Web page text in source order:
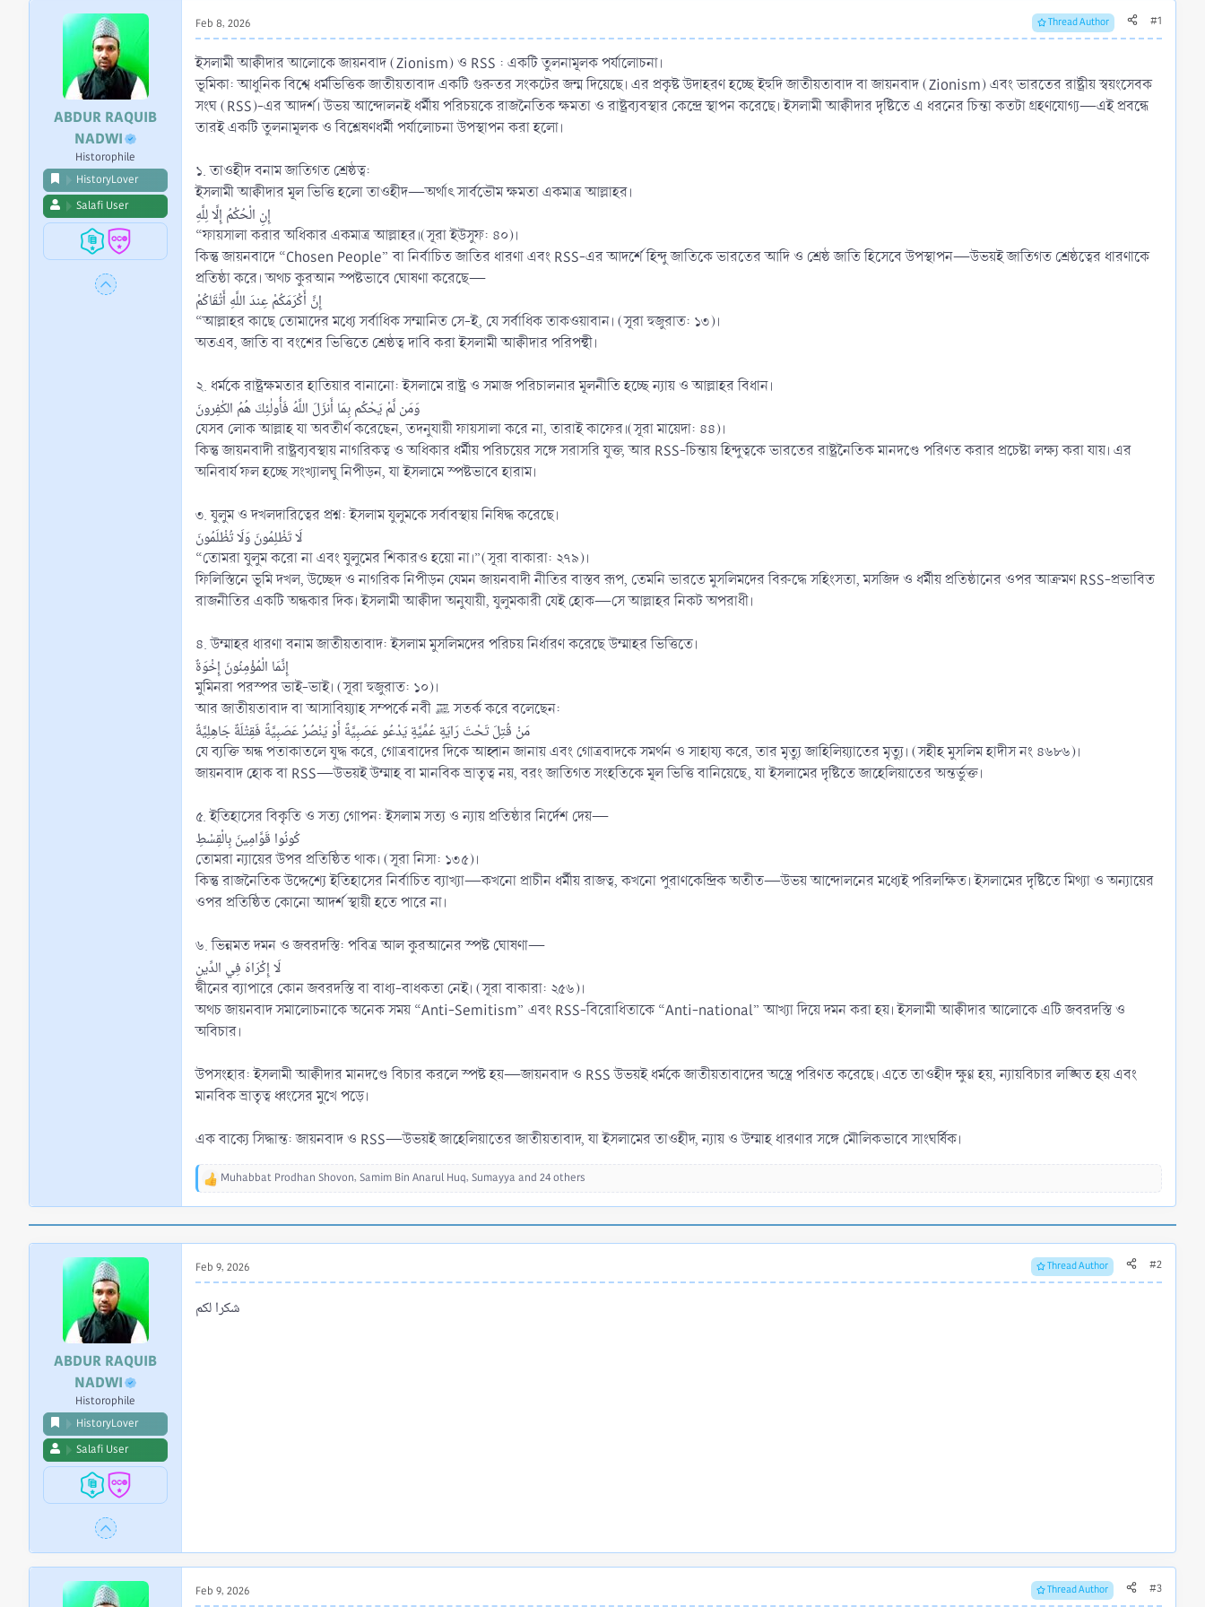
t
e
ABDUR RAQUIB
NADWI
Historophile
HistoryLover
Salafi User
Feb 8, 2026 Thread Author #1
ইসলামী আক্বীদার আলোকে জায়নবাদ (Zionism) ও RSS : একটি তুলনামূলক পর্যালোচনা।
ভূমিকা: আধুনিক বিশ্বে ধর্মভিত্তিক জাতীয়তাবাদ একটি গুরুতর সংকটের জন্ম দিয়েছে। এর প্রকৃষ্ট উদাহরণ হচ্ছে ইহুদি জাতীয়তাবাদ বা জায়নবাদ (Zionism) এবং ভারতের রাষ্ট্রীয় স্বয়ংসেবক
সংঘ (RSS)-এর আদর্শ। উভয় আন্দোলনই ধর্মীয় পরিচয়কে রাজনৈতিক ক্ষমতা ও রাষ্ট্রব্যবস্থার কেন্দ্রে স্থাপন করেছে। ইসলামী আক্বীদার দৃষ্টিতে এ ধরনের চিন্তা কতটা গ্রহণযোগ্য—এই প্রবন্ধে
তারই একটি তুলনামূলক ও বিশ্লেষণধর্মী পর্যালোচনা উপস্থাপন করা হলো।
১. তাওহীদ বনাম জাতিগত শ্রেষ্ঠত্ব:
ইসলামী আক্বীদার মূল ভিত্তি হলো তাওহীদ—অর্থাৎ সার্বভৌম ক্ষমতা একমাত্র আল্লাহর।
إِنِ الْحُكْمُ إِلَّا لِلَّهِ
“ফায়সালা করার অধিকার একমাত্র আল্লাহর।(সূরা ইউসুফ: ৪০)।
কিন্তু জায়নবাদে “Chosen People” বা নির্বাচিত জাতির ধারণা এবং RSS-এর আদর্শে হিন্দু জাতিকে ভারতের আদি ও শ্রেষ্ঠ জাতি হিসেবে উপস্থাপন—উভয়ই জাতিগত শ্রেষ্ঠত্বের ধারণাকে
প্রতিষ্ঠা করে। অথচ কুরআন স্পষ্টভাবে ঘোষণা করেছে—
إِنَّ أَكْرَمَكُمْ عِندَ اللَّهِ أَتْقَاكُمْ
“আল্লাহর কাছে তোমাদের মধ্যে সর্বাধিক সম্মানিত সে-ই, যে সর্বাধিক তাকওয়াবান। (সূরা হুজুরাত: ১৩)।
অতএব, জাতি বা বংশের ভিত্তিতে শ্রেষ্ঠত্ব দাবি করা ইসলামী আক্বীদার পরিপন্থী।
২. ধর্মকে রাষ্ট্রক্ষমতার হাতিয়ার বানানো: ইসলামে রাষ্ট্র ও সমাজ পরিচালনার মূলনীতি হচ্ছে ন্যায় ও আল্লাহর বিধান।
وَمَن لَّمْ يَحْكُم بِمَا أَنزَلَ اللَّهُ فَأُولٰئِكَ هُمُ الكٰفِرونَ
যেসব লোক আল্লাহ যা অবতীর্ণ করেছেন, তদনুযায়ী ফায়সালা করে না, তারাই কাফের।(সূরা মায়েদা: ৪৪)।
কিন্তু জায়নবাদী রাষ্ট্রব্যবস্থায় নাগরিকত্ব ও অধিকার ধর্মীয় পরিচয়ের সঙ্গে সরাসরি যুক্ত, আর RSS-চিন্তায় হিন্দুত্বকে ভারতের রাষ্ট্রনৈতিক মানদণ্ডে পরিণত করার প্রচেষ্টা লক্ষ্য করা যায়। এর
অনিবার্য ফল হচ্ছে সংখ্যালঘু নিপীড়ন, যা ইসলামে স্পষ্টভাবে হারাম।
৩. যুলুম ও দখলদারিত্বের প্রশ্ন: ইসলাম যুলুমকে সর্বাবস্থায় নিষিদ্ধ করেছে।
لَا تَظْلِمُونَ وَلَا تُظْلَمُونَ
“তোমরা যুলুম করো না এবং যুলুমের শিকারও হয়ো না।”(সূরা বাকারা: ২৭৯)।
ফিলিস্তিনে ভূমি দখল, উচ্ছেদ ও নাগরিক নিপীড়ন যেমন জায়নবাদী নীতির বাস্তব রূপ, তেমনি ভারতে মুসলিমদের বিরুদ্ধে সহিংসতা, মসজিদ ও ধর্মীয় প্রতিষ্ঠানের ওপর আক্রমণ RSS-প্রভাবিত
রাজনীতির একটি অন্ধকার দিক। ইসলামী আক্বীদা অনুযায়ী, যুলুমকারী যেই হোক—সে আল্লাহর নিকট অপরাধী।
৪. উম্মাহর ধারণা বনাম জাতীয়তাবাদ: ইসলাম মুসলিমদের পরিচয় নির্ধারণ করেছে উম্মাহর ভিত্তিতে।
إِنَّمَا الْمُؤْمِنُونَ إِخْوَةٌ
মুমিনরা পরস্পর ভাই-ভাই। (সূরা হুজুরাত: ১০)।
আর জাতীয়তাবাদ বা আসাবিয়্যাহ সম্পর্কে নবী ﷺ সতর্ক করে বলেছেন:
مَنْ قُتِلَ تَحْتَ رَايَةٍ عُمِّيَّةٍ يَدْعُو عَصَبِيَّةً أَوْ يَنْصُرُ عَصَبِيَّةً فَقِتْلَةٌ جَاهِلِيَّةٌ
যে ব্যক্তি অন্ধ পতাকাতলে যুদ্ধ করে, গোত্রবাদের দিকে আহ্বান জানায় এবং গোত্রবাদকে সমর্থন ও সাহায্য করে, তার মৃত্যু জাহিলিয়্যাতের মৃত্যু। (সহীহ মুসলিম হাদীস নং ৪৬৮৬)।
জায়নবাদ হোক বা RSS—উভয়ই উম্মাহ বা মানবিক ভ্রাতৃত্ব নয়, বরং জাতিগত সংহতিকে মূল ভিত্তি বানিয়েছে, যা ইসলামের দৃষ্টিতে জাহেলিয়াতের অন্তর্ভুক্ত।
৫. ইতিহাসের বিকৃতি ও সত্য গোপন: ইসলাম সত্য ও ন্যায় প্রতিষ্ঠার নির্দেশ দেয়—
كُونُوا قَوَّامِينَ بِالْقِسْطِ
তোমরা ন্যায়ের উপর প্রতিষ্ঠিত থাক। (সূরা নিসা: ১৩৫)।
কিন্তু রাজনৈতিক উদ্দেশ্যে ইতিহাসের নির্বাচিত ব্যাখ্যা—কখনো প্রাচীন ধর্মীয় রাজত্ব, কখনো পুরাণকেন্দ্রিক অতীত—উভয় আন্দোলনের মধ্যেই পরিলক্ষিত। ইসলামের দৃষ্টিতে মিথ্যা ও অন্যায়ের
ওপর প্রতিষ্ঠিত কোনো আদর্শ স্থায়ী হতে পারে না।
৬. ভিন্নমত দমন ও জবরদস্তি: পবিত্র আল কুরআনের স্পষ্ট ঘোষণা—
لَا إِكْرَاهَ فِي الدِّينِ
দ্বীনের ব্যাপারে কোন জবরদস্তি বা বাধ্য-বাধকতা নেই। (সূরা বাকারা: ২৫৬)।
অথচ জায়নবাদ সমালোচনাকে অনেক সময় “Anti-Semitism” এবং RSS-বিরোধিতাকে “Anti-national” আখ্যা দিয়ে দমন করা হয়। ইসলামী আক্বীদার আলোকে এটি জবরদস্তি ও
অবিচার।
উপসংহার: ইসলামী আক্বীদার মানদণ্ডে বিচার করলে স্পষ্ট হয়—জায়নবাদ ও RSS উভয়ই ধর্মকে জাতীয়তাবাদের অস্ত্রে পরিণত করেছে। এতে তাওহীদ ক্ষুণ্ণ হয়, ন্যায়বিচার লঙ্ঘিত হয় এবং
মানবিক ভ্রাতৃত্ব ধ্বংসের মুখে পড়ে।
এক বাক্যে সিদ্ধান্ত: জায়নবাদ ও RSS—উভয়ই জাহেলিয়াতের জাতীয়তাবাদ, যা ইসলামের তাওহীদ, ন্যায় ও উম্মাহ ধারণার সঙ্গে মৌলিকভাবে সাংঘর্ষিক।
R
t
i
o
s
Muhabbat Prodhan Shovon, Samim Bin Anarul Huq, Sumayya and 24 others
ABDUR RAQUIB
NADWI
Historophile
HistoryLover
Salafi User
Feb 9, 2026 Thread Author #2
شكرا لكم
Feb 9, 2026 Thread Author #3